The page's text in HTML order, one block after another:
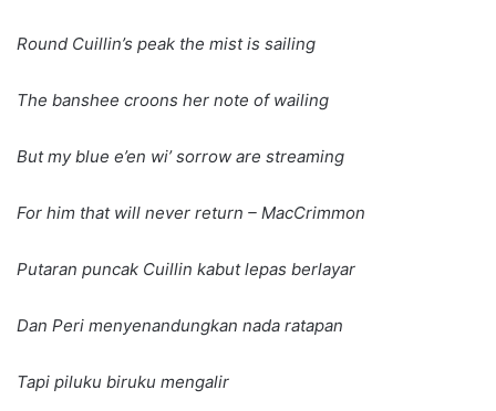
Round Cuillin’s peak the mist is sailing
The banshee croons her note of wailing
But my blue e’en wi’ sorrow are streaming
For him that will never return – MacCrimmon
Putaran puncak Cuillin kabut lepas berlayar
Dan Peri menyenandungkan nada ratapan
Tapi piluku biruku mengalir